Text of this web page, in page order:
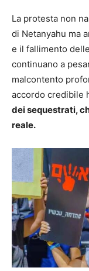
La protesta non
di Netanyahu ma
e il fallimento
continuano a
malcontento
accordo credibile
dei sequestrati,
reale.